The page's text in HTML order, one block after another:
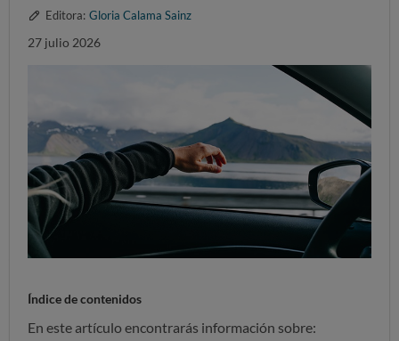
Editora: Gloria Calama Sainz
27 julio 2026
Índice de contenidos
En este artículo encontrarás información sobre: